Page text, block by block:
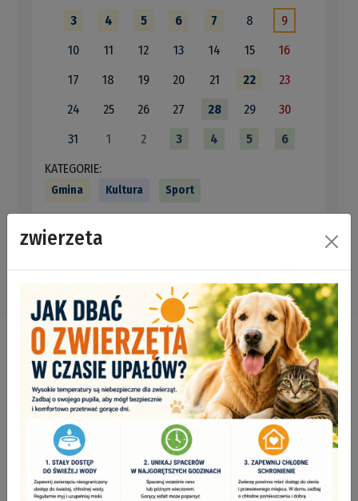
3
4 5 6 7 8
9
10
11 12 13 14 15
16
17
18 19 20 21 22
23
24
25 26 27 28 29
30
31
1 2 3 4 5
6
KATEGORIE:
Gmina Kultura Sport
Na skróty
KOMUNIKACJA
zwierzeta